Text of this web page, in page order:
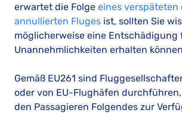
erwartet die Folge eines verspäteten
annullierten Fluges ist, sollten Sie
möglicherweise eine Entschädigung
Unannehmlichkeiten erhalten
Gemäß EU261 sind
oder von EU-Flughäfen
den Passagieren Folgendes zur